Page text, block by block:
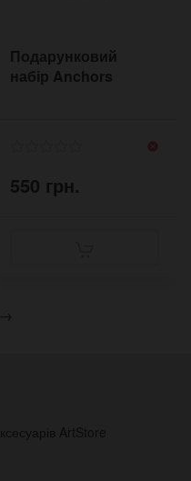
Подарунковий
набір Anchors
550 грн.
→